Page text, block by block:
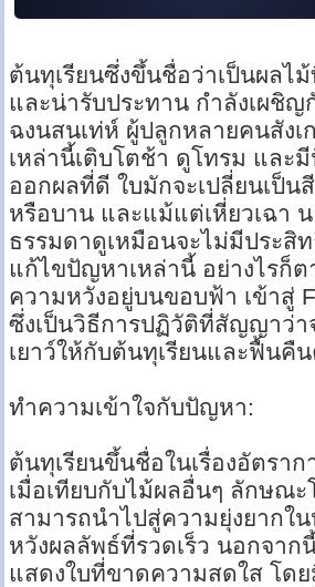
ต้นทุเรียนซึ่งขึ้นชื่อว่าเป็นผลไ
และน่ารับประทาน กำลังเผชิ
ฉงนสนเท่ห์ ผู้ปลูกหลายคนสังเ
เหล่านี้เติบโตช้า ดูโทรม และ
ออกผลที่ดี ใบมักจะเปลี่ยนเป็น
หรือบาน และแม้แต่เหี่ยวเฉา
ธรรมดาดูเหมือนจะไม่มีประสิ
แก้ไขปัญหาเหล่านี้ อย่างไรก็
ความหวังอยู่บนขอบฟ้า เข้าสู่
ซึ่งเป็นวิธีการปฏิวัติที่สัญญาว่
เยาว์ให้กับต้นทุเรียนและฟื้นคื
ทำความเข้าใจกับปัญหา:
ต้นทุเรียนขึ้นชื่อในเรื่องอัตราก
เมื่อเทียบกับไม้ผลอื่นๆ ลักษณ
สามารถนำไปสู่ความยุ่งยากใ
หวังผลลัพธ์ที่รวดเร็ว นอกจาก
แสดงใบที่ขาดความสดใส โดย